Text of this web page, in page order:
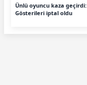
Ünlü oyuncu kaza geçirdi:
Gösterileri iptal oldu